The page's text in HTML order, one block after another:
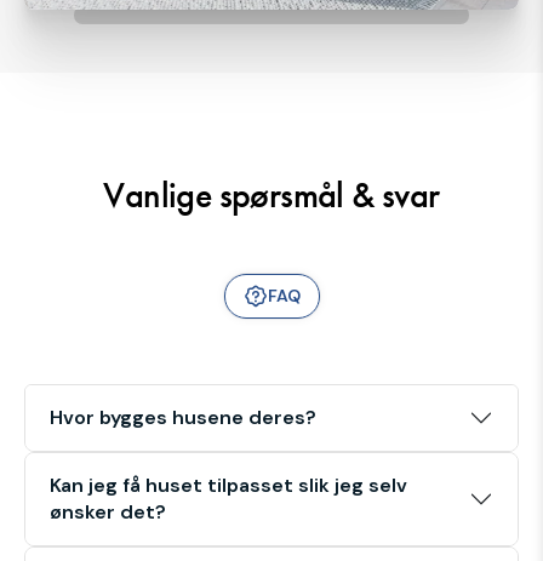
Vanlige spørsmål & svar
FAQ
Hvor bygges husene deres?
Kan jeg få huset tilpasset slik jeg selv
ønsker det?